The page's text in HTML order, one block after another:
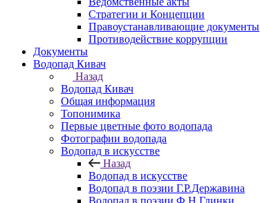
Стратегии и Концепции
Правоустанавливающие документы
Противодействие коррупции
Документы
Водопад Кивач
Назад
Водопад Кивач
Общая информация
Топонимика
Первые цветные фото водопада
Фотографии водопада
Водопад в искусстве
Назад
Водопад в искусстве
Водопад в поэзии Г.Р.Державина
Водопад в поэзии Ф.Н.Глинки